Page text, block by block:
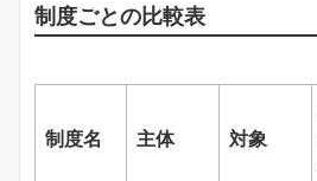
制度ごとの比較表
制度名 主体 対象